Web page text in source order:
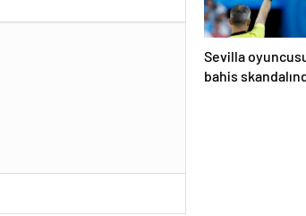
Sevilla
bahis